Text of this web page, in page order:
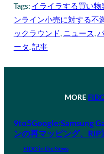
Tags: イライラする買い物
ンライン小売に対する不
ックラウンド ニュース
ータ 記事
MORE
9to5Google:Samsung
ンの再マッピング、
FIDO in the News